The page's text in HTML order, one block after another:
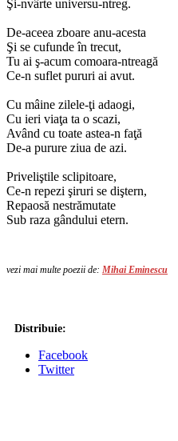
Şi-nvârte universu-ntreg.
De-aceea zboare anu-acesta
Şi se cufunde în trecut,
Tu ai ş-acum comoara-ntreagă
Ce-n suflet pururi ai avut.
Cu mâine zilele-ţi adaogi,
Cu ieri viaţa ta o scazi,
Având cu toate astea-n faţă
De-a purure ziua de azi.
Priveliştile sclipitoare,
Ce-n repezi şiruri se diştern,
Repaosă nestrămutate
Sub raza gândului etern.
vezi mai multe poezii de: Mihai Eminescu
Distribuie:
Facebook
Twitter